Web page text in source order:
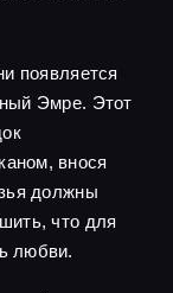
появляется
Эмре. Этот
внося
должны
что для
любви.